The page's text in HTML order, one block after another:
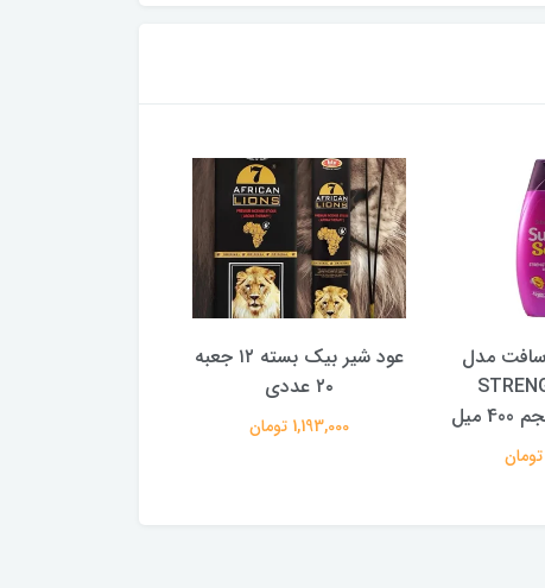
سافت مدل
عود شیر بیک بسته ۱۲ جعبه
۲۰ عددی
1,193,000 تومان